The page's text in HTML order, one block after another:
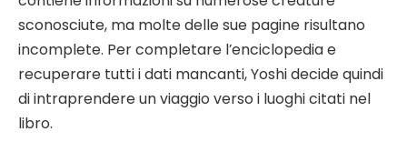
sconosciute, ma molte delle sue pagine risultano
incomplete. Per completare l’enciclopedia e
recuperare tutti i dati mancanti, Yoshi decide quindi
di intraprendere un viaggio verso i luoghi citati nel
libro.